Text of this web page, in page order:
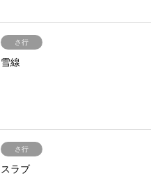
さ行
雪線
さ行
スラブ